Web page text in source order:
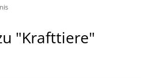
"Krafttiere"